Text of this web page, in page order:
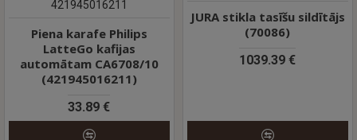
421945016211
Piena karafe Philips
LatteGo kafijas
automātam CA6708/10
(421945016211)
33.89 €
JURA stikla tasīšu sildītājs
(70086)
1039.39 €